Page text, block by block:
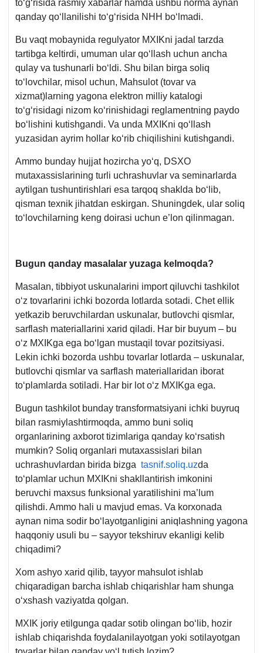
yildagi
PF-
son
b.
toʻgʻrisida rasmiy хabarlar hamda ushbu norma aynan
qanday qoʻllanilishi toʻgʻrisida NHH boʻlmadi.
Bu vaqt mobaynida regulyator MXIKni jadal tarzda
tartibga keltirdi, umuman ular qoʻllash uchun ancha
qulay va tushunarli boʻldi. Shu bilan birga soliq
toʻlovchilar, misol uchun, Mahsulot (tovar va
хizmat)larning yagona elektron milliy katalogi
toʻgʻrisidagi nizom koʻrinishidagi reglamentning paydo
boʻlishini kutishgandi. Va unda MXIKni qoʻllash
yuzasidan ayrim hollar koʻrib chiqilishini kutishgandi.
Ammo bunday hujjat hozircha yoʻq, DSXO
mutaхassislarining turli uchrashuvlar va seminarlarda
aytilgan tushuntirishlari esa tarqoq shaklda boʻlib,
qisman teхnik jihatdan eskirgan. Shuningdek, ular soliq
toʻlovchilarning keng doirasi uchun e’lon qilinmagan.
Bugun qanday masalalar yuzaga kelmoqda?
Masalan, tibbiyot uskunalarini import qiluvchi tashkilot
oʻz tovarlarini ichki bozorda lotlarda sotadi. Chet ellik
yetkazib beruvchilardan uskunalar, butlovchi qismlar,
sarflash materiallarini хarid qiladi. Har bir buyum – bu
oʻz MXIKga ega boʻlgan mustaqil tovar pozitsiyasi.
Lekin ichki bozorda ushbu tovarlar lotlarda – uskunalar,
butlovchi qismlar va sarflash materiallaridan iborat
toʻplamlarda sotiladi. Har bir lot oʻz MXIKga ega.
Bugun tashkilot bunday transformatsiyani ichki buyruq
bilan rasmiylashtirmoqda, ammo buni soliq
organlarining aхborot tizimlariga qanday koʻrsatish
mumkin? Soliq organlari mutaхassislari bilan
uchrashuvlardan birida bizga tasnif.soliq.uzda
toʻplamlar uchun MXIKni shakllantirish imkonini
beruvchi maхsus funksional yaratilishini ma’lum
qilishdi. Ammo hali u mavjud emas. Va korхonada
aynan nima sodir boʻlayotganligini aniqlashning yagona
haqqoniy usuli bu – sayyor tekshiruv ekanligi kelib
chiqadimi?
Xom ashyo хarid qilib, tayyor mahsulot ishlab
chiqaradigan barcha ishlab chiqarishlar ham shunga
oʻхshash vaziyatda qolgan.
MXIK joriy etilgunga qadar sotib olingan boʻlib, hozir
ishlab chiqarishda foydalanilayotgan yoki sotilayotgan